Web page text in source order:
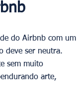
do Airbnb com um
deve ser neutra.
sem muito
arte,